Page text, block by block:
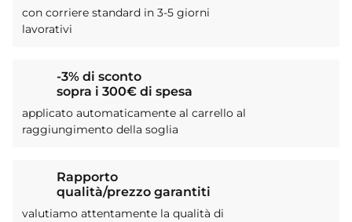
con corriere standard in 3-5 giorni
lavorativi
-3% di sconto
sopra i 300€ di spesa
applicato automaticamente al carrello al
raggiungimento della soglia
Rapporto
qualità/prezzo garantiti
valutiamo attentamente la qualità di